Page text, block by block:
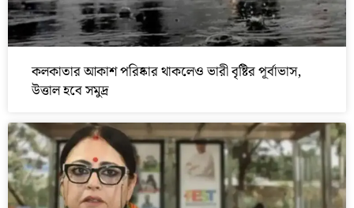
কলকাতার আকাশ পরিষ্কার থাকলেও ভারী বৃষ্টির পূর্বাভাস,
উত্তাল হবে সমুদ্র